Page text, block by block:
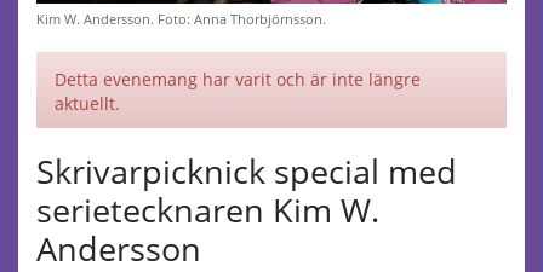
Kim W. Andersson. Foto: Anna Thorbjörnsson.
Detta evenemang har varit och är inte längre
aktuellt.
Skrivarpicknick special med
serietecknaren Kim W.
Andersson